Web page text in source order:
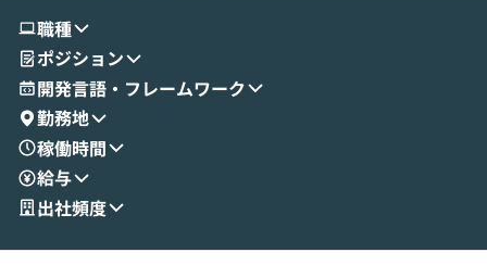
せいただきます。数分でワークフローが完
成する手軽さや、Gmail等の外部サービス
とセキュアに連携できるポイントなど、実
演を通じて具体的なイメージをお届けしま
す。 後半のディスカッションでは、セキュ
リティの考え方や社内導入の進め方など、
現場目線でさらに深掘りしていきます。
「自分の業務をAIで自動化してみたいけ
いう方にこそ参加いただきたいイベントで
職種
ポジション
開発言語・フレームワーク
勤務地
稼働時間
給与
出社頻度